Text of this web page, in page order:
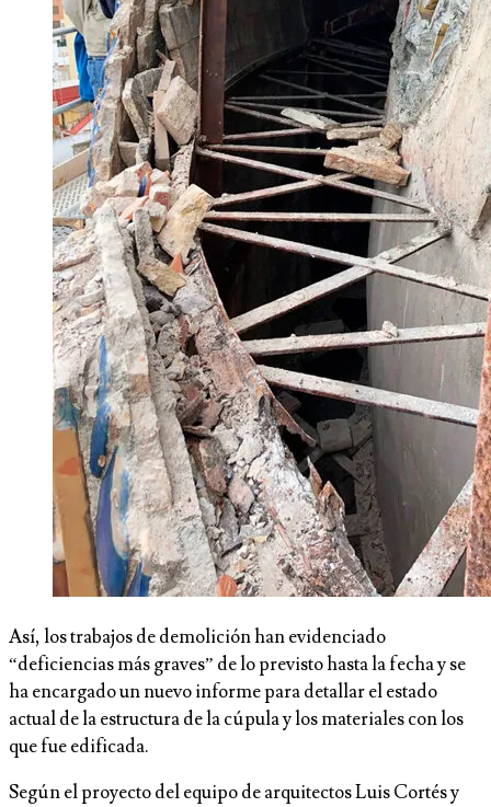
Así, los trabajos de demolición han evidenciado
“deficiencias más graves” de lo previsto hasta la fecha y se
ha encargado un nuevo informe para detallar el estado
actual de la estructura de la cúpula y los materiales con los
que fue edificada.
Según el proyecto del equipo de arquitectos Luis Cortés y